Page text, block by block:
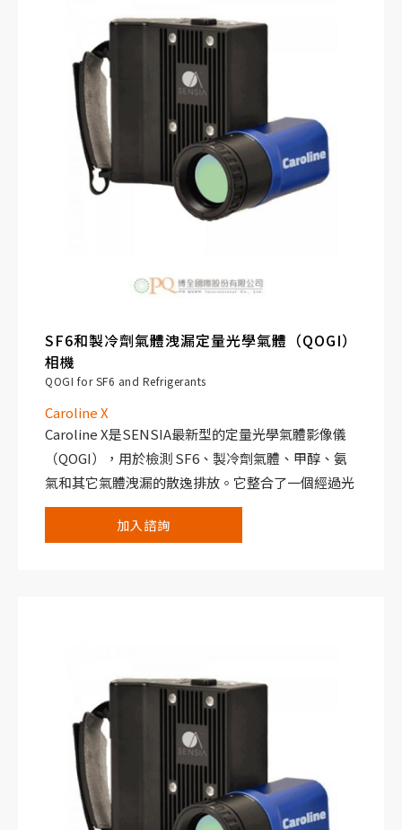
SF6和製冷劑氣體洩漏定量光學氣體（QOGI）
相機
QOGI for SF6 and Refrigerants
Caroline X
Caroline X是SENSIA最新型的定量光學氣體影像儀
（QOGI），用於檢測 SF6、製冷劑氣體、甲醇、氨
氣和其它氣體洩漏的散逸排放。它整合了一個經過光
譜效能最佳化的高解析非致冷式感測器，可檢測由洩
漏引起的 90% 的擴散氣體排放。
加入諮詢